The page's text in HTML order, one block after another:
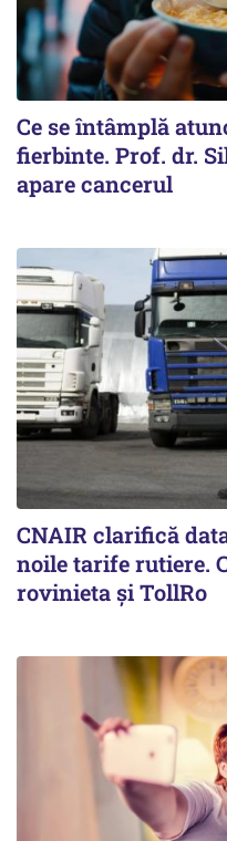
Ce se întâmplă
fierbinte. Prof. dr.
apare cancerul
CNAIR clarifică
noile tarife rutiere.
rovinieta și TollRo